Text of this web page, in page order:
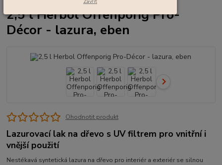
2,5 l Herbol Offenporig Pro-
Décor - lazura, eben
Ohodnotit produkt
Lazurovací lak na dřevo s UV filtrem pro vnitřní i
vnější použití
Nestékavá syntetická lazura na dřevo pro interiér a exteriér se silnou